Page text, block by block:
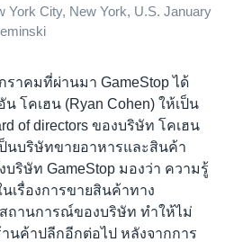
York City, New York, U.S. January
ราคมที่ผ่านมา GameStop ได้
โคเฮน (Ryan Cohen) ให้เป็น
of directors ของบริษัท โคเฮน
ป็นบริษัทขายอาหารและสินค้า
ริษัท GameStop มองว่า ความรู้
เรื่องการขายสินค้าทาง
ถานการณ์ของบริษัท ทำให้ไม่
นค้าปลีกอีกต่อไป หลังจากการ